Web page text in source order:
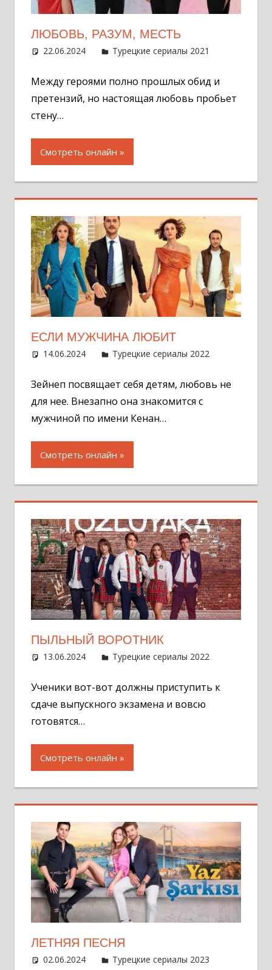
ЛЮБОВЬ, РАЗУМ, МЕСТЬ
22.06.2024 Администратор
Турецкие сериалы 2021
Между героями полно прошлых обид и
претензий, но настоящая любовь пробьет
стену…
Смотреть онлайн
ЕСЛИ МУЖЧИНА ЛЮБИТ
14.06.2024 Администратор
Турецкие сериалы 2022
Зейнеп посвящает себя детям, любовь не
для нее. Внезапно она знакомится с
мужчиной по имени Кенан…
Смотреть онлайн
ПЫЛЬНЫЙ ВОРОТНИК
13.06.2024 Администратор
Турецкие сериалы 2022
Ученики вот-вот должны приступить к
сдаче выпускного экзамена и вовсю
готовятся…
Смотреть онлайн
ЛЕТНЯЯ ПЕСНЯ
02.06.2024 Администратор
Турецкие сериалы 2023